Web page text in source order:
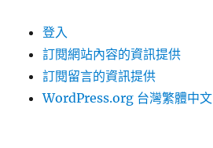
登入
訂閱網站內容的資訊提供
訂閱留言的資訊提供
WordPress.org 台灣繁體中文